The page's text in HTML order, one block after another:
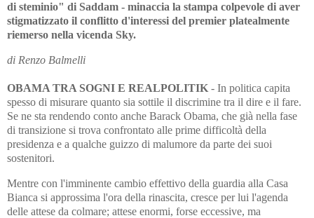
di steminio" di Saddam - minaccia la stampa colpevole di aver
stigmatizzato il conflitto d'interessi del premier platealmente
riemerso nella vicenda Sky.
di Renzo Balmelli
OBAMA TRA SOGNI E REALPOLITIK - In politica capita
spesso di misurare quanto sia sottile il discrimine tra il dire e il fare.
Se ne sta rendendo conto anche Barack Obama, che già nella fase
di transizione si trova confrontato alle prime difficoltà della
presidenza e a qualche guizzo di malumore da parte dei suoi
sostenitori.
Mentre con l'imminente cambio effettivo della guardia alla Casa
Bianca si approssima l'ora della rinascita, cresce per lui l'agenda
delle attese da colmare; attese enormi, forse eccessive, ma